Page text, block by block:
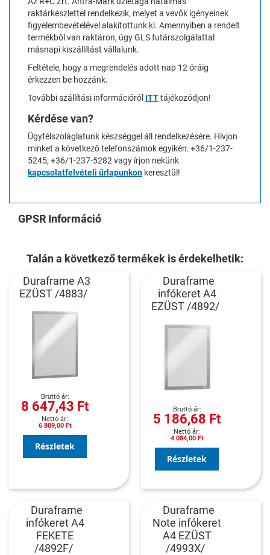
raktárkészlettel rendelkezik, melyet a vevők igényeinek
figyelembevételével alakítottunk ki. Amennyiben a rendelt
termékből van raktáron, úgy GLS futárszolgálattal
másnapi kiszállítást vállalunk.
Feltétele, hogy a megrendelés adott nap 12 óráig
érkezzen be hozzánk.
További szállítási információról ITTtájékozódjon!
Kérdése van?
Ügyfélszoláglatunk készséggel áll rendelkezésére. Hívjon
minket a következő telefonszámok egyikén: +36/1-237-
5245; +36/1-237-5282 vagy írjon nekünk
kapcsolatfelvételi űrlapunkon keresztül!
GPSR Információ
Talán a következő termékek is érdekelhetik:
Duraframe A3
EZÜST /4883/
8 647,43 Ft
6 809,00 Ft
Részletek
Duraframe
infókeret A4
EZÜST /4892/
5 186,68 Ft
4 084,00 Ft
Részletek
Duraframe
infókeret A4
FEKETE
/4892F/
Duraframe
Note infókeret
A4 EZÜST
/4993X/